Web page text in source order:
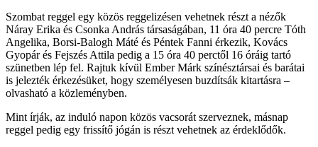
Szombat reggel egy közös reggelizésen vehetnek részt a nézők
Náray Erika és Csonka András társaságában, 11 óra 40 percre Tóth
Angelika, Borsi-Balogh Máté és Péntek Fanni érkezik, Kovács
Gyopár és Fejszés Attila pedig a 15 óra 40 perctől 16 óráig tartó
szünetben lép fel. Rajtuk kívül Ember Márk színésztársai és barátai
is jelezték érkezésüket, hogy személyesen buzdítsák kitartásra –
olvasható a közleményben.
Mint írják, az induló napon közös vacsorát szerveznek, másnap
reggel pedig egy frissítő jógán is részt vehetnek az érdeklődők.